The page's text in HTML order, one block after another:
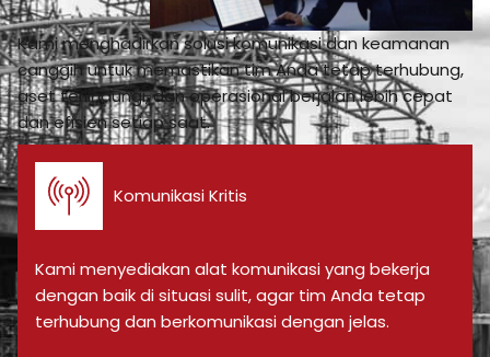
Kami menghadirkan solusi komunikasi dan keamanan
canggih untuk memastikan tim Anda tetap terhubung,
aset terlindungi, dan operasional berjalan lebih cepat
dan efisien setiap saat.
Komunikasi Kritis
Kami menyediakan alat komunikasi yang bekerja
dengan baik di situasi sulit, agar tim Anda tetap
terhubung dan berkomunikasi dengan jelas.